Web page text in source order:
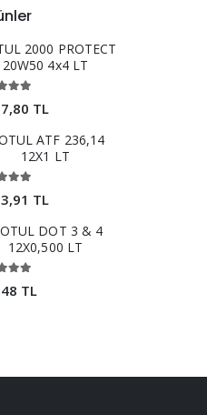
2000 PROTECT
20W50 4x4 LT
TL
ATF 236,14
12X1 LT
TL
DOT 3 & 4
12X0,500 LT
TL